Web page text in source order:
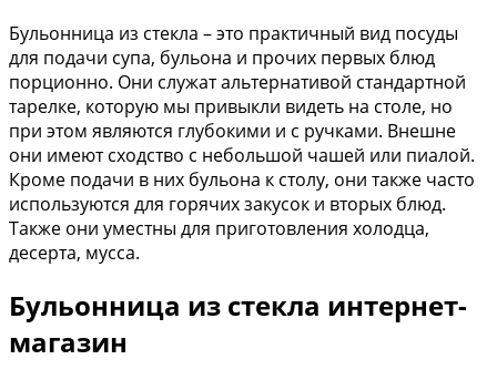
Бульонница из стекла – это практичный вид посуды
для подачи супа, бульона и прочих первых блюд
порционно. Они служат альтернативой стандартной
тарелке, которую мы привыкли видеть на столе, но
при этом являются глубокими и с ручками. Внешне
они имеют сходство с небольшой чашей или пиалой.
Кроме подачи в них бульона к столу, они также часто
используются для горячих закусок и вторых блюд.
Также они уместны для приготовления холодца,
десерта, мусса.
Бульонница из стекла интернет-
магазин